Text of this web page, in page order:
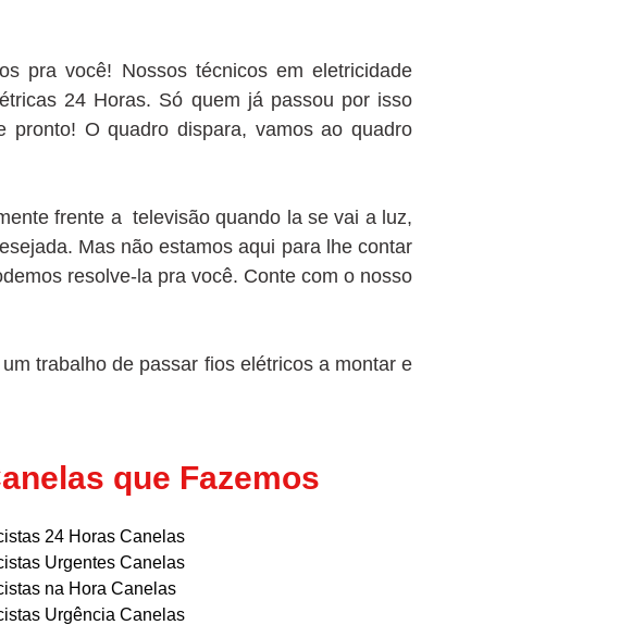
pra você! Nossos técnicos em eletricidade
24 Horas. Só quem já passou por isso
O quadro dispara, vamos ao quadro
frente a televisão quando la se vai a luz,
Mas não estamos aqui para lhe contar
resolve-la pra você. Conte com o nosso
trabalho de passar fios elétricos a montar e
que Fazemos
24 Horas Canelas
Urgentes Canelas
na Hora Canelas
Urgência Canelas